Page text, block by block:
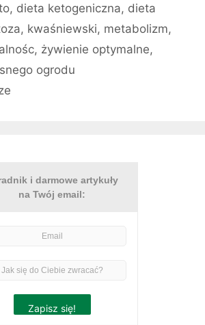
, dieta ketogeniczna, dieta
, kwaśniewski, metabolizm,
, żywienie optymalne,
ogrodu
i darmowe artykuły
na Twój email: